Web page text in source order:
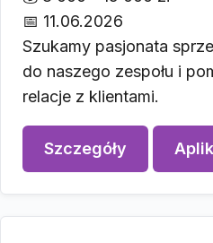
📅 11.06.2026
Szukamy pasjonata
do naszego zespołu i
relacje z klientami.
Szczegóły